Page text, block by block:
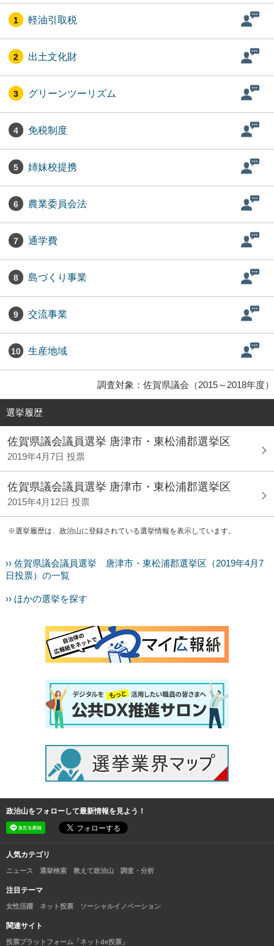
1 軽油引取税
2 出土文化財
3 グリーンツーリズム
4 免税制度
5 姉妹校提携
6 農業委員会法
7 通学費
8 島づくり事業
9 交流事業
10 生産地域
調査対象：佐賀県議会（2015～2018年度）
選挙履歴
佐賀県議会議員選挙 唐津市・東松浦郡選挙区
2019年4月7日 投票
佐賀県議会議員選挙 唐津市・東松浦郡選挙区
2015年4月12日 投票
※選挙履歴は、政治山に登録されている選挙情報を表示しています。
›› 佐賀県議会議員選挙 唐津市・東松浦郡選挙区（2019年4月7
日投票）の一覧
›› ほかの選挙を探す
政治山をフォローして最新情報を見よう！
人気カテゴリ
ニュース 選挙検索 教えて政治山 調査・分析
注目テーマ
女性活躍 ネット投票 ソーシャルイノベーション
関連サイト
投票プラットフォーム「ネットde投票」